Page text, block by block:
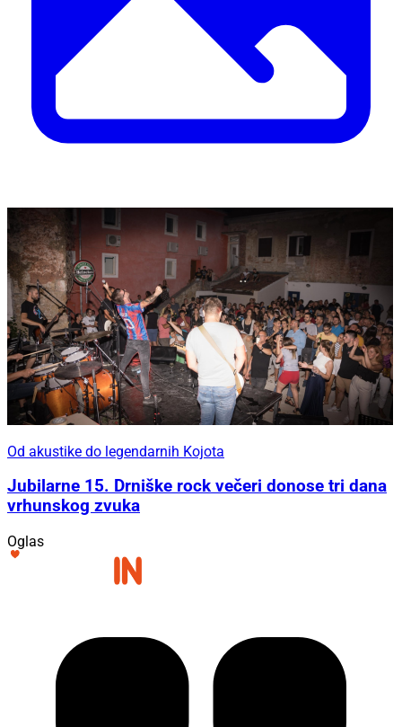
Od akustike do legendarnih Kojota
Jubilarne 15. Drniške rock večeri donose tri dana
vrhunskog zvuka
Oglas